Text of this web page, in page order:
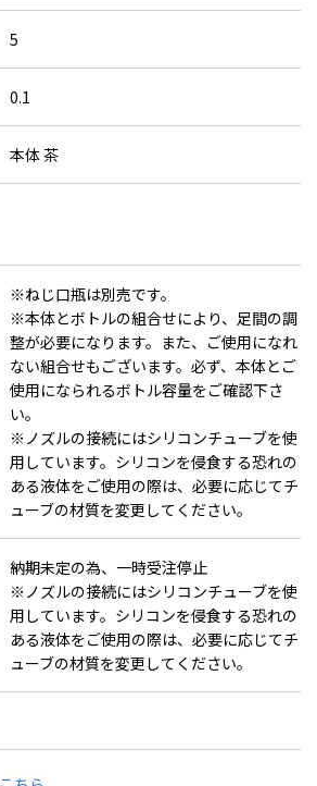
5
0.1
本体 茶
※ねじ口瓶は別売です。
※本体とボトルの組合せにより、足間の調
整が必要になります。また、ご使用になれ
ない組合せもございます。必ず、本体とご
使用になられるボトル容量をご確認下さ
い。
※ノズルの接続にはシリコンチューブを使
用しています。シリコンを侵食する恐れの
ある液体をご使用の際は、必要に応じてチ
ューブの材質を変更してください。
納期未定の為、一時受注停止
※ノズルの接続にはシリコンチューブを使
用しています。シリコンを侵食する恐れの
ある液体をご使用の際は、必要に応じてチ
ューブの材質を変更してください。